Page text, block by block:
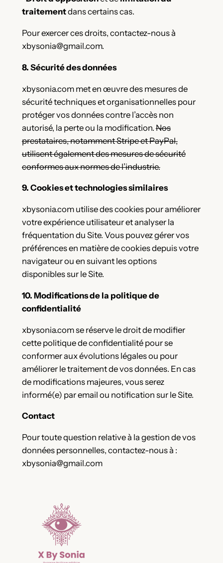
traitementdans certains cas.
Pour exercer ces droits, contactez-nous à
xbysonia@gmail.com.
8. Sécurité des données
xbysonia.com met en œuvre des mesures de
sécurité techniques et organisationnelles pour
protéger vos données contre l’accès non
autorisé, la perte ou la modification.Nos
prestataires, notamment Stripe et PayPal,
utilisent également des mesures de sécurité
conformes aux normes de l’industrie.
9. Cookies et technologies similaires
xbysonia.com utilise des cookies pour améliorer
votre expérience utilisateur et analyser la
fréquentation du Site. Vous pouvez gérer vos
préférences en matière de cookies depuis votre
navigateur ou en suivant les options
disponibles sur le Site.
10. Modifications de la politique de
confidentialité
xbysonia.com se réserve le droit de modifier
cette politique de confidentialité pour se
conformer aux évolutions légales ou pour
améliorer le traitement de vos données. En cas
de modifications majeures, vous serez
informé(e) par email ou notification sur le Site.
Contact
Pour toute question relative à la gestion de vos
données personnelles, contactez-nous à :
xbysonia@gmail.com